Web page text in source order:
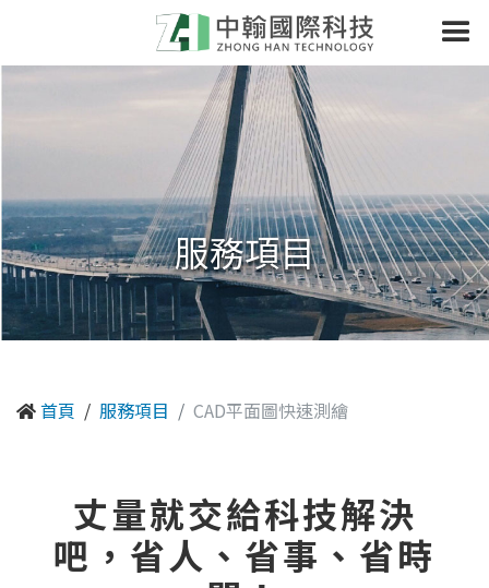
服務項目
首頁 服務項目 CAD平面圖快速測繪
丈量就交給科技解決
吧，省人、省事、省時